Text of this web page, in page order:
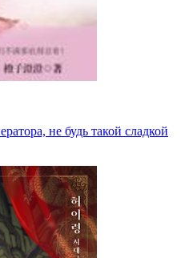
не будь такой сладкой